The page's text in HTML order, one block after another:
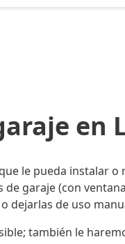
en
le pueda instalar o
garaje (con
o dejarlas de uso
también le